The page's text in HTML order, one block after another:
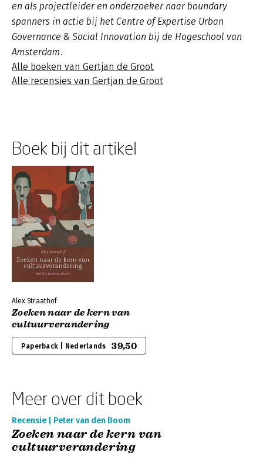
en als projectleider en onderzoeker naar boundary
spanners in actie bij het Centre of Expertise Urban
Governance & Social Innovation bij de Hogeschool van
Amsterdam.
Alle boeken van Gertjan de Groot
Alle recensies van Gertjan de Groot
Boek bij dit artikel
Alex Straathof
Zoeken naar de kern van
cultuurverandering
Paperback | Nederlands 39,50
Meer over dit boek
Recensie | Peter van den Boom
Zoeken naar de kern van
cultuurverandering